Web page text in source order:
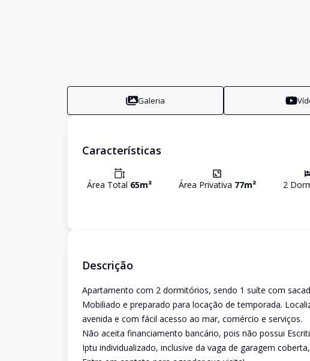
Galeria
Características
Área Total 65m² Área Privativa 77m² 2
Descrição
Apartamento com 2 dormitórios, sendo 1 suíte com
Mobiliado e preparado para locação de temporada.
avenida e com fácil acesso ao mar, comércio e serviços.
Não aceita financiamento bancário, pois não possui
Iptu individualizado, inclusive da vaga de garagem